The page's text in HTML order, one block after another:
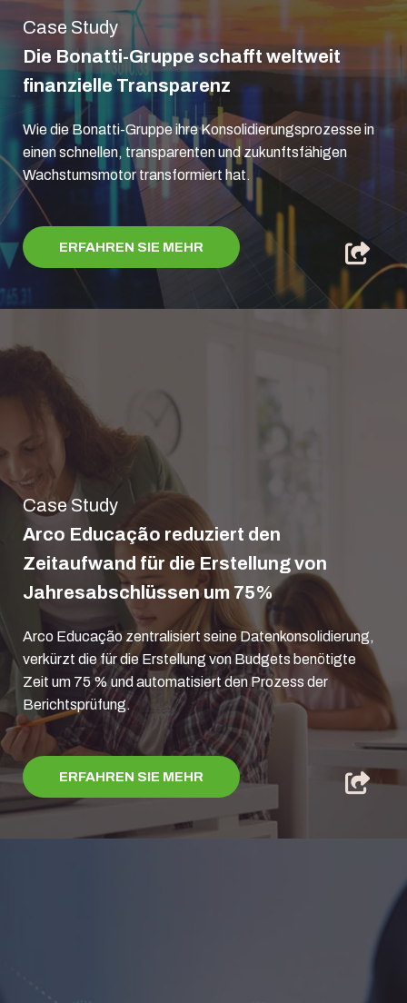
Case Study
Die Bonatti-Gruppe schafft weltweit
finanzielle Transparenz
Wie die Bonatti-Gruppe ihre Konsolidierungsprozesse in
einen schnellen, transparenten und zukunftsfähigen
Wachstumsmotor transformiert hat.
ERFAHREN SIE MEHR
Case Study
Arco Educação reduziert den
Zeitaufwand für die Erstellung von
Jahresabschlüssen um 75%
Arco Educação zentralisiert seine Datenkonsolidierung,
verkürzt die für die Erstellung von Budgets benötigte
Zeit um 75 % und automatisiert den Prozess der
Berichtsprüfung.
ERFAHREN SIE MEHR